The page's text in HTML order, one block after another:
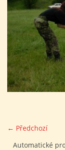
PŘÍSPĚVKY A
KONTAKTY KK
FOTOALBUM
O NÁS -
← Předchozí
Automatické